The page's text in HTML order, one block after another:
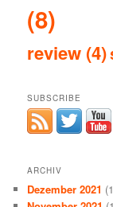
(8)
review (4)
SUBSCRIBE
ARCHIV
Dezember 2021